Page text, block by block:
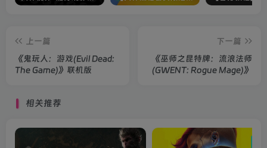
上一篇
《鬼玩人：游戏(Evil Dead:
The Game)》联机版
下一篇
《巫师之昆特牌：流浪法师
(GWENT: Rogue Mage)》
相关推荐